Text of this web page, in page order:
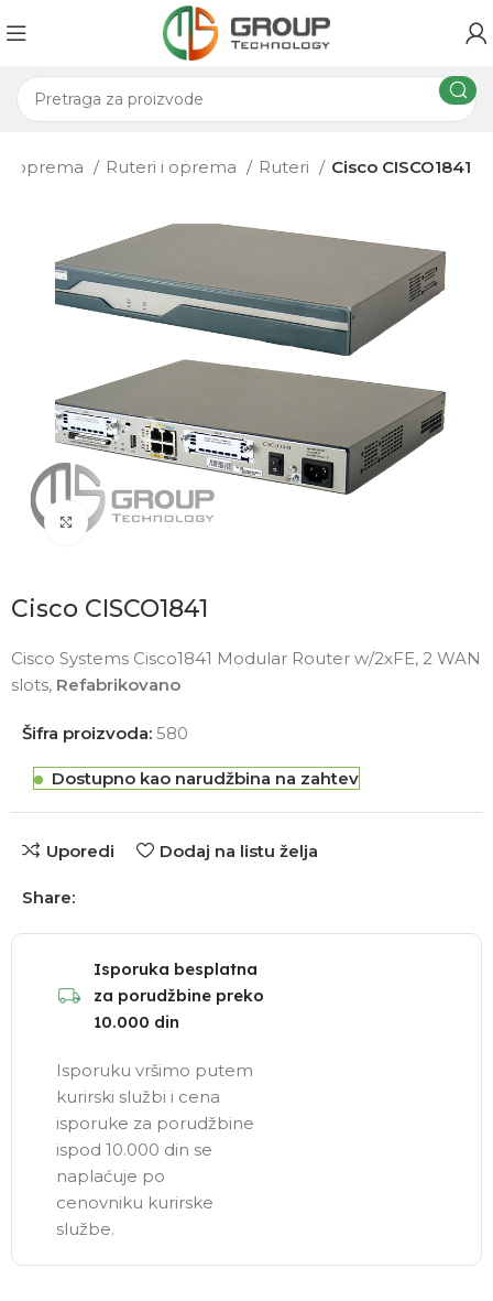
oprema Ruteri i oprema Ruteri Cisco CISCO1841
Click to enlarge
Cisco CISCO1841
Cisco Systems Cisco1841 Modular Router w/2xFE, 2 WAN
slots, Refabrikovano
Šifra proizvoda:580
Dostupno kao narudžbina na zahtev
Uporedi Dodaj na listu želja
Share:
Isporuka besplatna
za porudžbine preko
10.000 din
Isporuku vršimo putem
kurirski službi i cena
isporuke za porudžbine
ispod 10.000 din se
naplaćuje po
cenovniku kurirske
službe.